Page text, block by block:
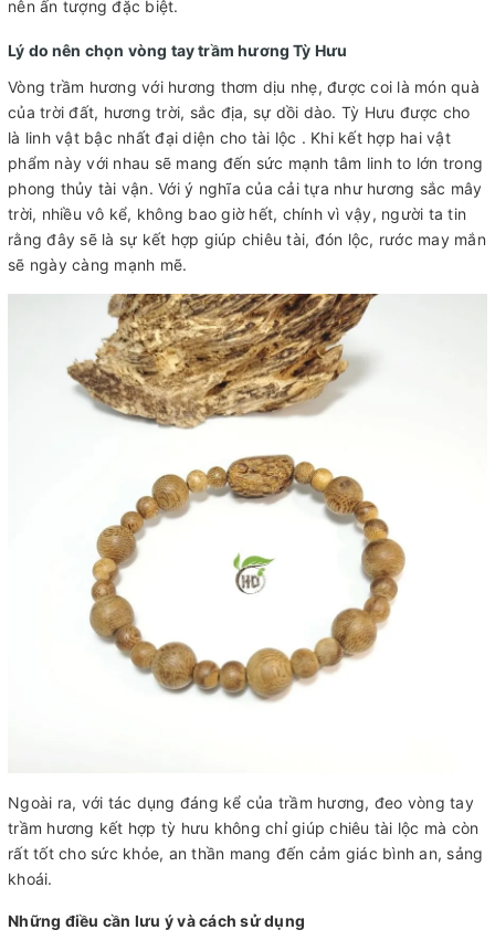
nên ấn tượng đặc biệt.
Lý do nên chọn vòng tay trầm hương Tỳ Hưu
Vòng trầm hương với hương thơm dịu nhẹ, được coi là món quà
của trời đất, hương trời, sắc địa, sự dồi dào. Tỳ Hưu được cho
là linh vật bậc nhất đại diện cho tài lộc . Khi kết hợp hai vật
phẩm này với nhau sẽ mang đến sức mạnh tâm linh to lớn trong
phong thủy tài vận. Với ý nghĩa của cải tựa như hương sắc mây
trời, nhiều vô kể, không bao giờ hết, chính vì vậy, người ta tin
rằng đây sẽ là sự kết hợp giúp chiêu tài, đón lộc, rước may mắn
sẽ ngày càng mạnh mẽ.
Ngoài ra, với tác dụng đáng kể của trầm hương, đeo vòng tay
trầm hương kết hợp tỳ hưu không chỉ giúp chiêu tài lộc mà còn
rất tốt cho sức khỏe, an thần mang đến cảm giác bình an, sảng
khoái.
Những điều cần lưu ý và cách sử dụng